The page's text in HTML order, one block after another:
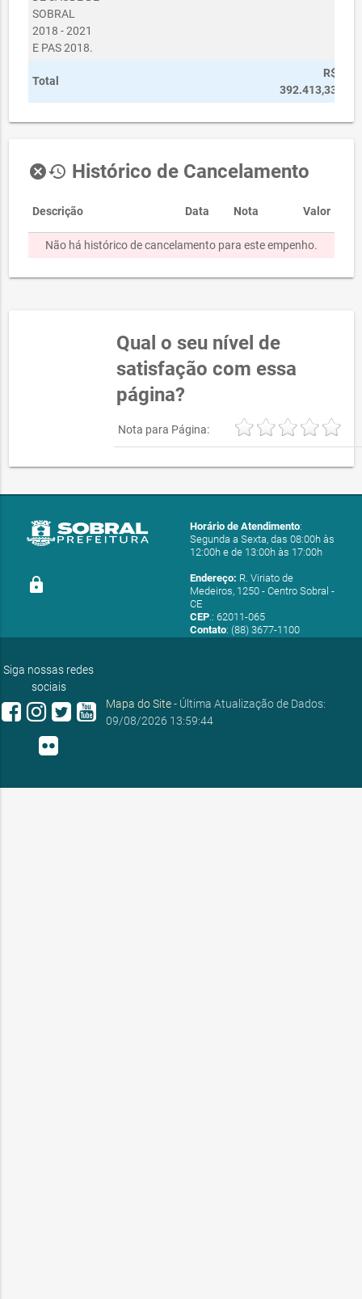
SOBRAL
2018 - 2021
E PAS 2018.
Total
R$
392.413,33
cancelhistory Histórico de Cancelamento
Descrição Data Nota Valor
Não há histórico de cancelamento para este empenho.
Qual o seu nível de
satisfação com essa
página?
Nota para Página:
lock
Horário de Atendimento:
Segunda a Sexta, das 08:00h às
12:00h e de 13:00h às 17:00h
Endereço: R. Viriato de
Medeiros, 1250 - Centro Sobral -
CE
CEP.: 62011-065
Contato: (88) 3677-1100
Siga nossas redes
sociais
Mapa do Site- Última Atualização de Dados:
09/08/2026 13:59:44